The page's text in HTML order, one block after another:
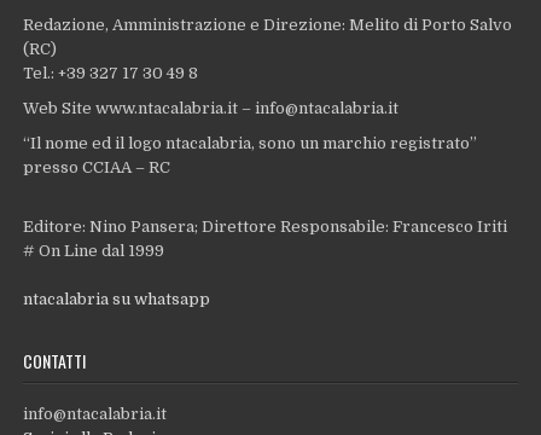
Redazione, Amministrazione e Direzione: Melito di Porto Salvo
(RC)
Tel.: +39 327 17 30 49 8
Web Site www.ntacalabria.it – info@ntacalabria.it
“Il nome ed il logo ntacalabria, sono un marchio registrato”
presso CCIAA – RC
Editore: Nino Pansera; Direttore Responsabile: Francesco Iriti
# On Line dal 1999
ntacalabria su whatsapp
CONTATTI
info@ntacalabria.it